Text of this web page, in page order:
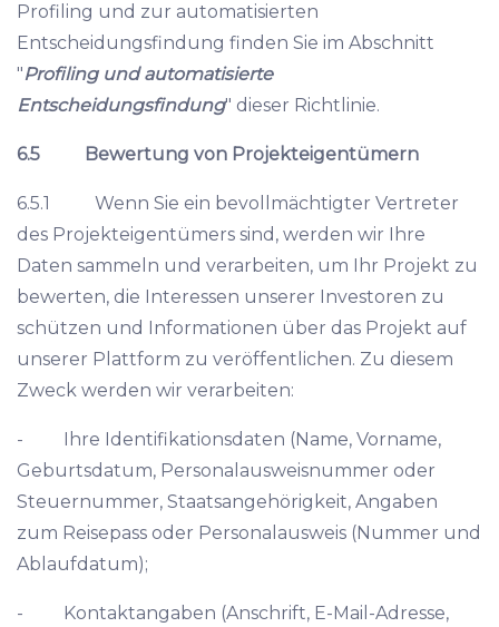
Profiling und zur automatisierten
Entscheidungsfindung finden Sie im Abschnitt
"Profiling und automatisierte
Entscheidungsfindung" dieser Richtlinie.
6.5 Bewertung von Projekteigentümern
6.5.1 Wenn Sie ein bevollmächtigter Vertreter
des Projekteigentümers sind, werden wir Ihre
Daten sammeln und verarbeiten, um Ihr Projekt zu
bewerten, die Interessen unserer Investoren zu
schützen und Informationen über das Projekt auf
unserer Plattform zu veröffentlichen. Zu diesem
Zweck werden wir verarbeiten:
- Ihre Identifikationsdaten (Name, Vorname,
Geburtsdatum, Personalausweisnummer oder
Steuernummer, Staatsangehörigkeit, Angaben
zum Reisepass oder Personalausweis (Nummer und
Ablaufdatum);
- Kontaktangaben (Anschrift, E-Mail-Adresse,